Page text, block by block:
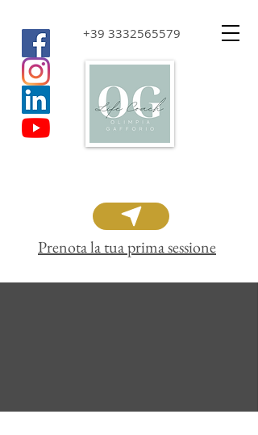
+39 3332565579
Prenota la tua prima sessione